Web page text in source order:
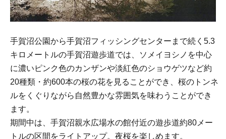
手賀沼公園から手賀沼フィッシングセンターまで続く5.3
キロメートルの手賀沼遊歩道では、ソメイヨシノを中心
に濃いピンク色のカンザンや淡紅色のショウゲツなど約
20種類・約600本の桜の花を見ることができ、桜のトンネ
ルをくぐりながら自然豊かな雰囲気を味わうことができ
ます。
期間中は、手賀沼親水広場水の館付近の遊歩道約80メー
トルの区間をライトアップ。夜桜を楽しめます。